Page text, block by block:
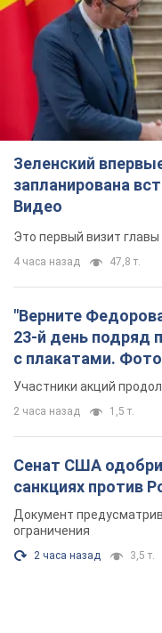
Зеленский
запланирована
Видео
Это первый визит
4 часа назад 47,8 т.
"Верните
23-й день подряд
с плакатами.
Участники акций
2 часа назад 1,5 т.
Сенат США
санкциях против
Документ
ограничения
2 часа назад 3,5 т.